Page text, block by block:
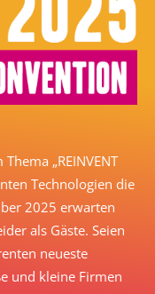
„REINVENT
Technologien die
2025 erwarten
als Gäste. Seien
neueste
und kleine Firmen